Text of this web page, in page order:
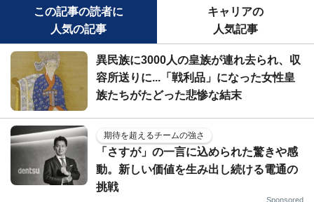
この記事の読者に
人気の記事
キャリアの
人気記事
異民族に3000人の皇族が連れ去られ、収
容所送りに...「戦利品」になった女性皇
族たちがたどった悲惨な結末
期待を超えるチームの強さ
「さすが」の一言に込められた驚きや感
動。新しい価値を生み出し続ける電通の
挑戦
Sponsored